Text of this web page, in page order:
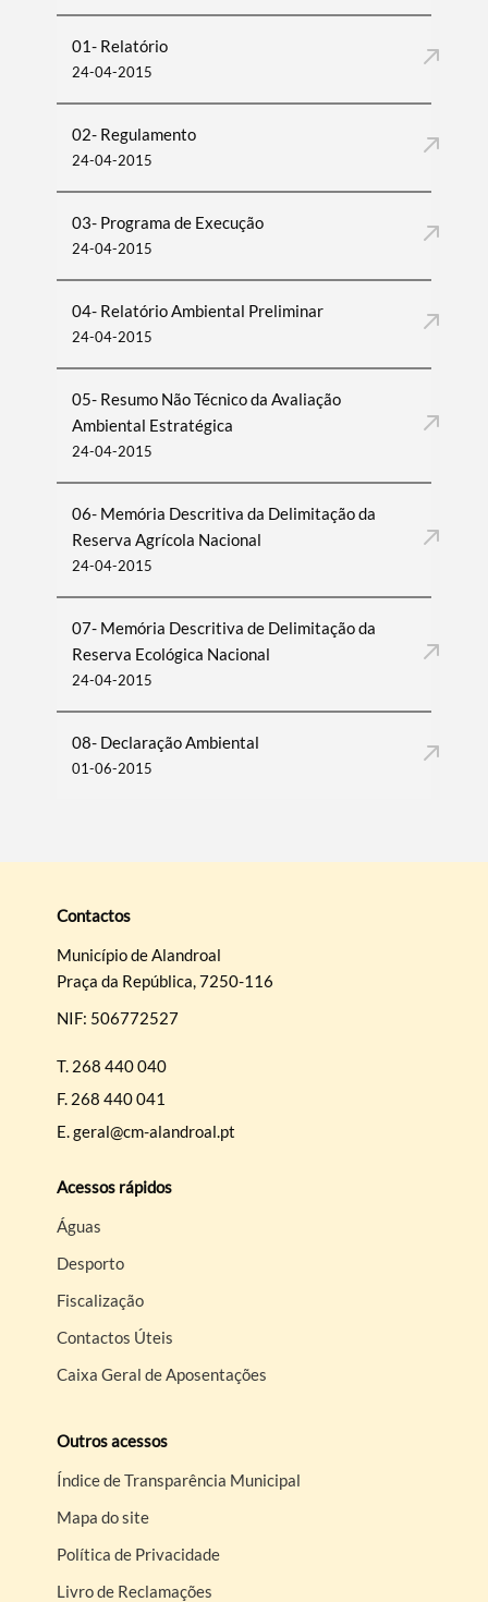
01- Relatório
24-04-2015
02- Regulamento
24-04-2015
03- Programa de Execução
24-04-2015
04- Relatório Ambiental Preliminar
24-04-2015
05- Resumo Não Técnico da Avaliação
Ambiental Estratégica
24-04-2015
06- Memória Descritiva da Delimitação da
Reserva Agrícola Nacional
24-04-2015
07- Memória Descritiva de Delimitação da
Reserva Ecológica Nacional
24-04-2015
08- Declaração Ambiental
01-06-2015
Contactos
Município de Alandroal
Praça da República, 7250-116
NIF: 506772527
T. 268 440 040
F. 268 440 041
E.geral@cm-alandroal.pt
Acessos rápidos
Águas
Desporto
Fiscalização
Contactos Úteis
Caixa Geral de Aposentações
Outros acessos
Índice de Transparência Municipal
Mapa do site
Política de Privacidade
Livro de Reclamações